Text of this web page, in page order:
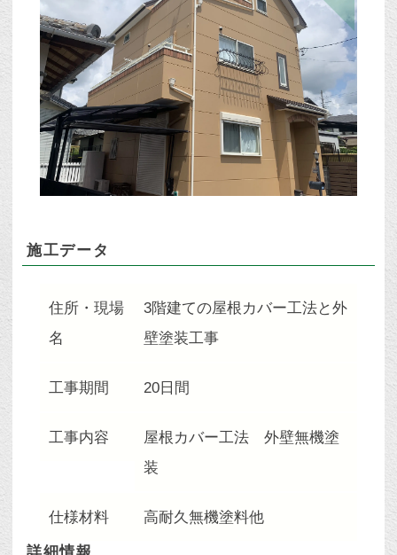
施工データ
住所・現場
名
3階建ての屋根カバー工法と外
壁塗装工事
工事期間 20日間
工事内容
屋根カバー工法 外壁無機塗
装
仕様材料 高耐久無機塗料他
詳細情報